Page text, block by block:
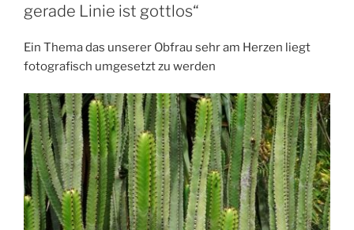
gerade Linie ist gottlos“
Ein Thema das unserer Obfrau sehr am Herzen liegt
fotografisch umgesetzt zu werden